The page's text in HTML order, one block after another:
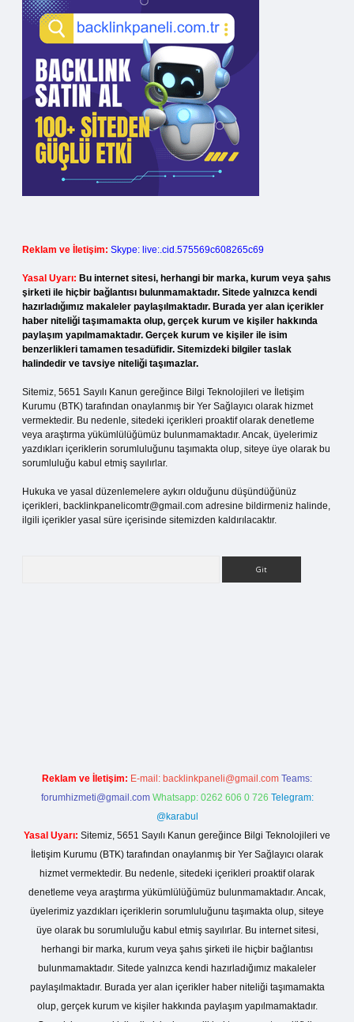
Reklam ve İletişim: Skype: live:.cid.575569c608265c69
Yasal Uyarı: Bu internet sitesi, herhangi bir marka, kurum veya şahıs
şirketi ile hiçbir bağlantısı bulunmamaktadır. Sitede yalnızca kendi
hazırladığımız makaleler paylaşılmaktadır. Burada yer alan içerikler
haber niteliği taşımamakta olup, gerçek kurum ve kişiler hakkında
paylaşım yapılmamaktadır. Gerçek kurum ve kişiler ile isim
benzerlikleri tamamen tesadüfidir. Sitemizdeki bilgiler taslak
halindedir ve tavsiye niteliği taşımazlar.
Sitemiz, 5651 Sayılı Kanun gereğince Bilgi Teknolojileri ve İletişim
Kurumu (BTK) tarafından onaylanmış bir Yer Sağlayıcı olarak hizmet
vermektedir. Bu nedenle, sitedeki içerikleri proaktif olarak denetleme
veya araştırma yükümlülüğümüz bulunmamaktadır. Ancak, üyelerimiz
yazdıkları içeriklerin sorumluluğunu taşımakta olup, siteye üye olarak bu
sorumluluğu kabul etmiş sayılırlar.
Hukuka ve yasal düzenlemelere aykırı olduğunu düşündüğünüz
içerikleri, backlinkpanelicomtr@gmail.com adresine bildirmeniz halinde,
ilgili içerikler yasal süre içerisinde sitemizden kaldırılacaktır.
Reklam ve İletişim: E-mail: backlinkpaneli@gmail.com Teams:
forumhizmeti@gmail.com Whatsapp: 0262 606 0 726 Telegram:
@karabul
Yasal Uyarı: Sitemiz, 5651 Sayılı Kanun gereğince Bilgi Teknolojileri ve
İletişim Kurumu (BTK) tarafından onaylanmış bir Yer Sağlayıcı olarak
hizmet vermektedir. Bu nedenle, sitedeki içerikleri proaktif olarak
denetleme veya araştırma yükümlülüğümüz bulunmamaktadır. Ancak,
üyelerimiz yazdıkları içeriklerin sorumluluğunu taşımakta olup, siteye
üye olarak bu sorumluluğu kabul etmiş sayılırlar. Bu internet sitesi,
herhangi bir marka, kurum veya şahıs şirketi ile hiçbir bağlantısı
bulunmamaktadır. Sitede yalnızca kendi hazırladığımız makaleler
paylaşılmaktadır. Burada yer alan içerikler haber niteliği taşımamakta
olup, gerçek kurum ve kişiler hakkında paylaşım yapılmamaktadır.